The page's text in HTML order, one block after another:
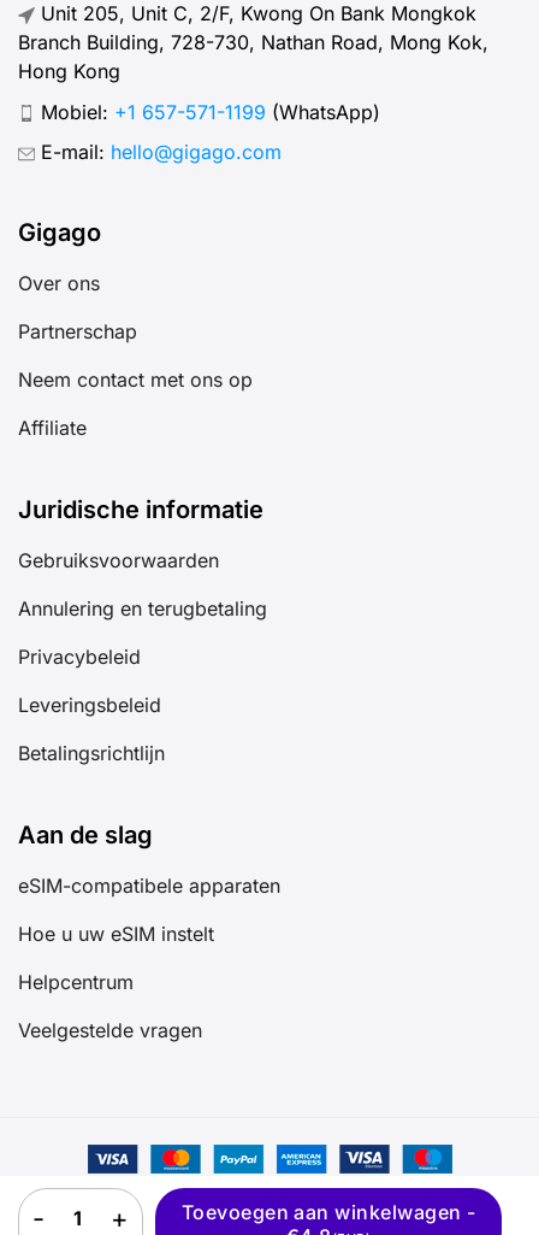
VS Mexico eSIM quantityToevoegen aan winkelwagen -
Unit 205, Unit C, 2/F, Kwong On Bank Mongkok
Branch Building, 728-730, Nathan Road, Mong Kok,
Hong Kong
Mobiel: +1 657-571-1199 (WhatsApp)
E-mail: hello@gigago.com
Gigago
Over ons
Partnerschap
Neem contact met ons op
Affiliate
Juridische informatie
Gebruiksvoorwaarden
Annulering en terugbetaling
Privacybeleid
Leveringsbeleid
Betalingsrichtlijn
Aan de slag
eSIM-compatibele apparaten
Hoe u uw eSIM instelt
Helpcentrum
Veelgestelde vragen
©2025 GIGAGO All rights reserved